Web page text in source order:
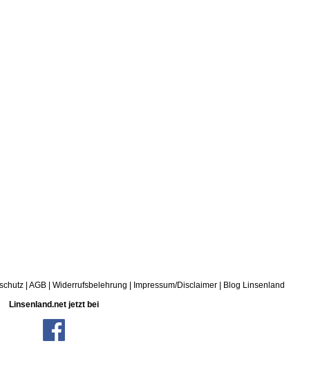
AGB Widerrufsbelehrung Impressum/Disclaimer
Blog Linsenland
Linsenland.net jetzt bei